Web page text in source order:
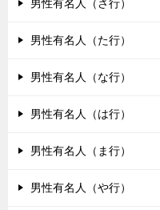
男性有名人（さ行）
男性有名人（た行）
男性有名人（な行）
男性有名人（は行）
男性有名人（ま行）
男性有名人（や行）